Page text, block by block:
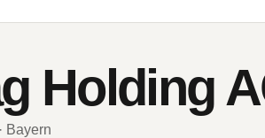
Holding
Bayern